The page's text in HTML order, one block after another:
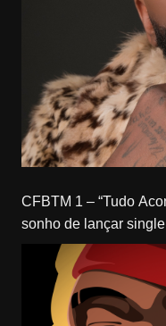
CFBTM 1 – “Tudo Aconteceu”: MC Du Black realiza
sonho de lançar